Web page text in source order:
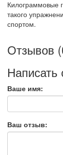
Килограммовые
такого
спортом.
Отзывов
Написать
Ваше имя:
Ваш отзыв: